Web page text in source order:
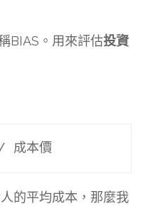
BIAS。用來評估投資
成本價
的平均成本，那麼我